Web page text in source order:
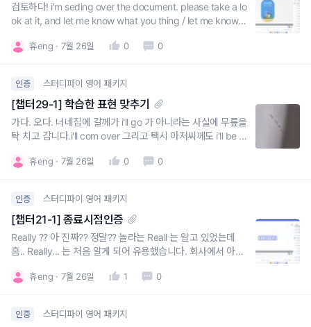
검토하다! i'm seding over the document. please take a lo
ok at it, and let me know what you thing / let me know if
er the proposal I sent you last nigh
휴eng 7월 26일 0 0
인증 스터디파이 영어 패키지
[챕터29-1] 학습한 표현 맞추기
가다. 오다. 너네집에 갈께가 i'll go 가 아니라는 사실에 무릎을
탁 치고 갑니다.i'll com over 그리고 택시 아저씨께도 i'll be ri
0분준다. 에서 I give you 10 minutes, tops. 배우자에게도
휴eng 7월 26일 0 0
인증 스터디파이 영어 패키지
[챕터21-1] 종료시점인증
Really ?? 아 진짜?? 정말?? 놀라는 Reall 는 알고 있었는데
흠.. Really... 는 처음 알게 되어 유용했습니다. 회사에서 아주
도 자주 써보고친구들과 for real 도 많이 써보겠습니다.
휴eng 7월 26일 1 0
인증 스터디파이 영어 패키지